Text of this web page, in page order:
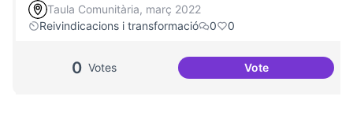
Taula Comunitària, març 2022
Reivindicacions i transformació
0 0
0 Votes VoteMillorar la